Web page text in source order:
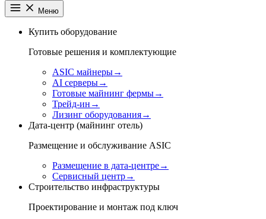
Меню
Купить оборудование
Готовые решения и комплектующие
ASIC майнеры→
AI серверы→
Готовые майнинг фермы→
Трейд-ин →
Лизинг оборудования→
Дата-центр (майнинг отель)
Размещение и обслуживание ASIC
Размещение в дата-центре→
Сервисный центр→
Строительство инфраструктуры
Проектирование и монтаж под ключ